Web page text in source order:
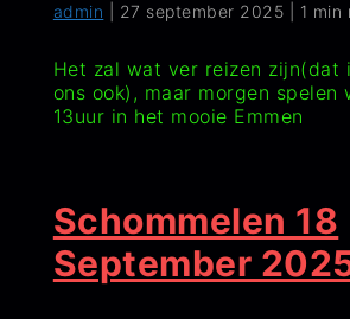
admin 27 september 2025 1 min
Het zal wat ver reizen zijn(dat
ons ook), maar morgen spelen
13uur in het mooie Emmen
Schommelen 18
September